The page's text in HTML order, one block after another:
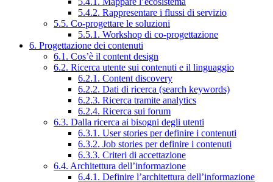
5.4.2. Rappresentare i flussi di servizio
5.5. Co-progettare le soluzioni
5.5.1. Workshop di co-progettazione
6. Progettazione dei contenuti
6.1. Cos’è il content design
6.2. Ricerca utente sui contenuti e il linguaggio
6.2.1. Content discovery
6.2.2. Dati di ricerca (search keywords)
6.2.3. Ricerca tramite analytics
6.2.4. Ricerca sui forum
6.3. Dalla ricerca ai bisogni degli utenti
6.3.1. User stories per definire i contenuti
6.3.2. Job stories per definire i contenuti
6.3.3. Criteri di accettazione
6.4. Architettura dell’informazione
6.4.1. Definire l’architettura dell’informazione